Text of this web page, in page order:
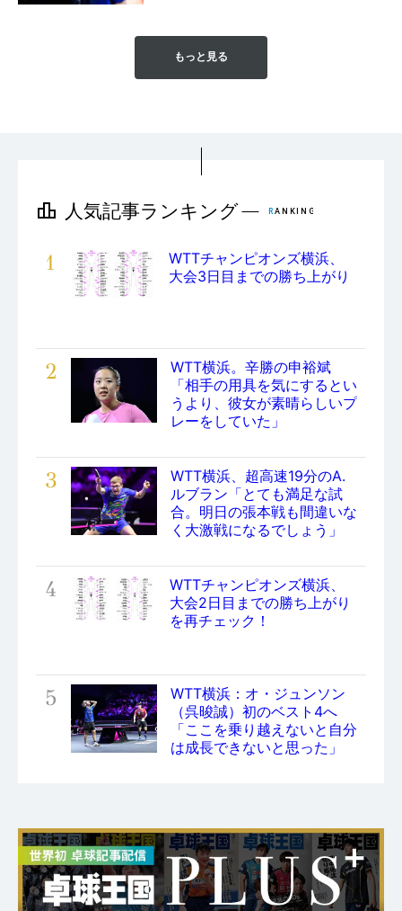
もっと見る
1
WTTチャンピオンズ横浜、
大会3日目までの勝ち上がり
2
WTT横浜。辛勝の申裕斌
「相手の用具を気にするとい
うより、彼女が素晴らしいプ
レーをしていた」
3
WTT横浜、超高速19分のA.
ルブラン「とても満足な試
合。明日の張本戦も間違いな
く大激戦になるでしょう」
4
WTTチャンピオンズ横浜、
大会2日目までの勝ち上がり
を再チェック！
5
WTT横浜：オ・ジュンソン
（呉晙誠）初のベスト4へ
「ここを乗り越えないと自分
は成長できないと思った」